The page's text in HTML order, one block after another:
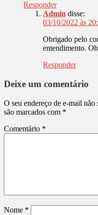
Responder
Admin disse:
03/10/2022 às
Obrigado pelo
entendimento.
Responder
Deixe um comentário
O seu endereço de e-mail não
são marcados com *
Comentário *
Nome *